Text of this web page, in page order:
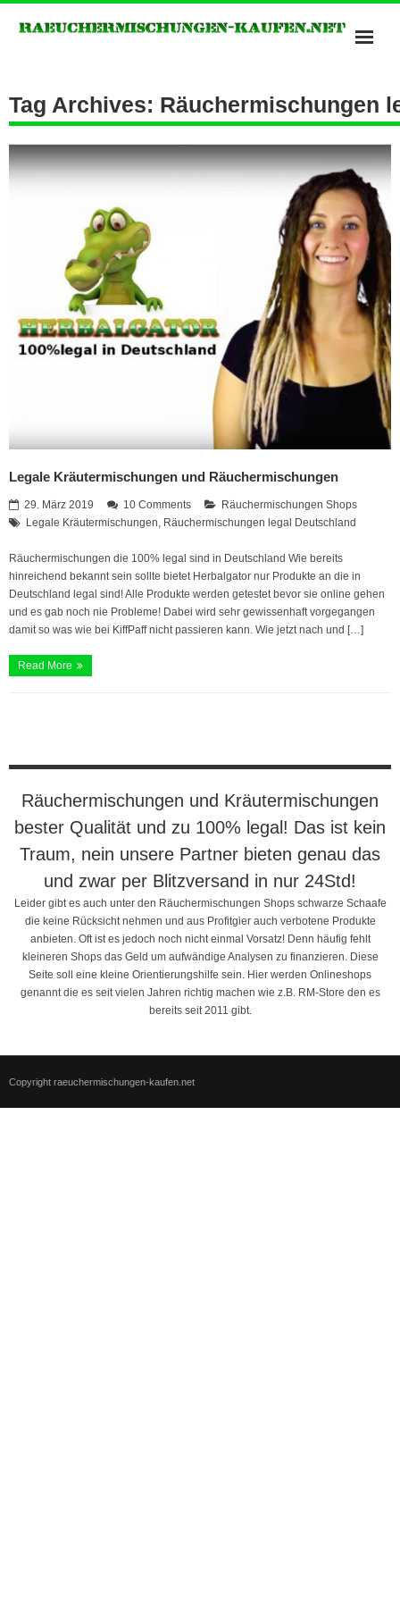
Kush Räuchermischungen
Potpourris of Heavan
Spice Räuchermischung
Tag Archives: Räuchermischungen
Legale Kräutermischungen und Räuchermischungen
29. März 2019 10 Comments
Räuchermischungen Shops
Legale Kräutermischungen, Räuchermischungen legal Deutschland
Räuchermischungen die 100% legal sind in Deutschland Wie bereits
hinreichend bekannt sein sollte bietet Herbalgator nur Produkte an die in
Deutschland legal sind! Alle Produkte werden getestet bevor sie online gehen
und es gab noch nie Probleme! Dabei wird sehr gewissenhaft vorgegangen
damit so was wie bei KiffPaff nicht passieren kann. Wie jetzt nach und […]
Read More
Räuchermischungen und Kräutermischungen
bester Qualität und zu 100% legal! Das ist kein
Traum, nein unsere Partner bieten genau das
und zwar per Blitzversand in nur 24Std!
Leider gibt es auch unter den Räuchermischungen Shops schwarze Schaafe
die keine Rücksicht nehmen und aus Profitgier auch verbotene Produkte
anbieten. Oft ist es jedoch noch nicht einmal Vorsatz! Denn häufig fehlt
kleineren Shops das Geld um aufwändige Analysen zu finanzieren. Diese
Seite soll eine kleine Orientierungshilfe sein. Hier werden Onlineshops
genannt die es seit vielen Jahren richtig machen wie z.B. RM-Store den es
bereits seit 2011 gibt.
Copyright raeuchermischungen-kaufen.net